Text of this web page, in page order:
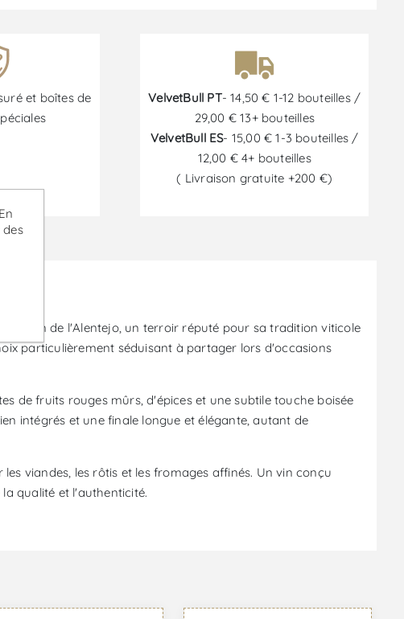
et boîtes de
VelvetBull PT- 14,50 € 1-12 bouteilles /
29,00 € 13+ bouteilles
VelvetBull ES- 15,00 € 1-3 bouteilles /
12,00 € 4+ bouteilles
( Livraison gratuite +200 €)
2026
région de l'Alentejo, un terroir réputé pour sa tradition viticole
particulièrement séduisant à partager lors d'occasions
de fruits rouges mûrs, d'épices et une subtile touche boisée
intégrés et une finale longue et élégante, autant de
viandes, les rôtis et les fromages affinés. Un vin conçu
qualité et l'authenticité.